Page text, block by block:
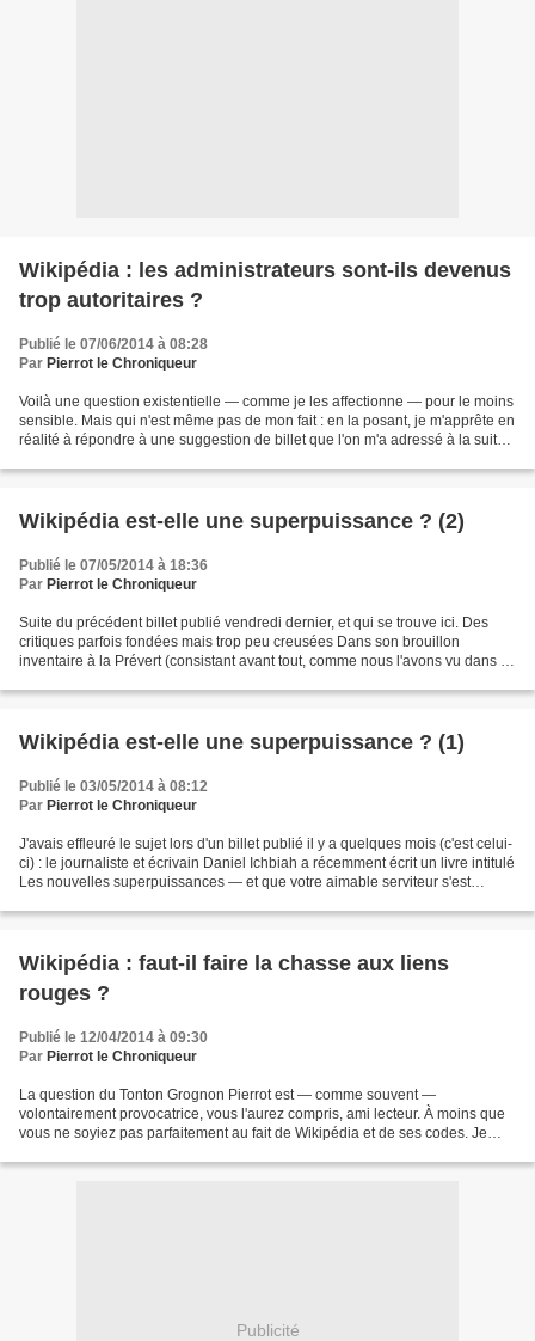
Wikipédia : les administrateurs sont-ils devenus
trop autoritaires ?
Publié le 07/06/2014 à 08:28
Par Pierrot le Chroniqueur
Voilà une question existentielle — comme je les affectionne — pour le moins
sensible. Mais qui n'est même pas de mon fait : en la posant, je m'apprête en
réalité à répondre à une suggestion de billet que l'on m'a adressé à la suite
Wikipédia est-elle une superpuissance ? (2)
Publié le 07/05/2014 à 18:36
Par Pierrot le Chroniqueur
Suite du précédent billet publié vendredi dernier, et qui se trouve ici. Des
critiques parfois fondées mais trop peu creusées Dans son brouillon
inventaire à la Prévert (consistant avant tout, comme nous l'avons vu dans la
Wikipédia est-elle une superpuissance ? (1)
Publié le 03/05/2014 à 08:12
Par Pierrot le Chroniqueur
J'avais effleuré le sujet lors d'un billet publié il y a quelques mois (c'est celui-
ci) : le journaliste et écrivain Daniel Ichbiah a récemment écrit un livre intitulé
Les nouvelles superpuissances — et que votre aimable serviteur s'est
Wikipédia : faut-il faire la chasse aux liens
rouges ?
Publié le 12/04/2014 à 09:30
Par Pierrot le Chroniqueur
La question du Tonton Grognon Pierrot est — comme souvent —
volontairement provocatrice, vous l'aurez compris, ami lecteur. À moins que
vous ne soyiez pas parfaitement au fait de Wikipédia et de ses codes. Je
Publicité